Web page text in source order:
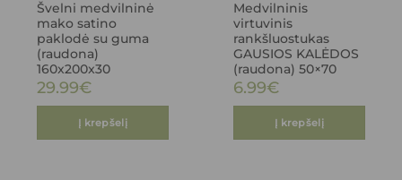
Švelni medvilninė
mako satino
paklodė su guma
(raudona)
160x200x30
29.99€
Į krepšelį
Medvilninis
virtuvinis
rankšluostukas
GAUSIOS KALĖDOS
(raudona) 50×70
6.99€
Į krepšelį